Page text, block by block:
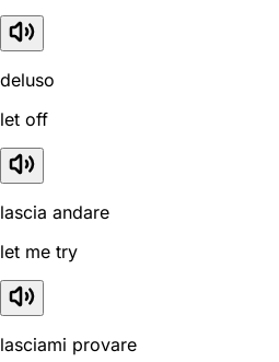
deluso
let off
lascia andare
let me try
lasciami provare